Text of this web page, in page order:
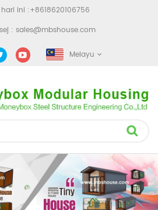
ini :+8618620106756
: sales@mbshouse.com
Melayu